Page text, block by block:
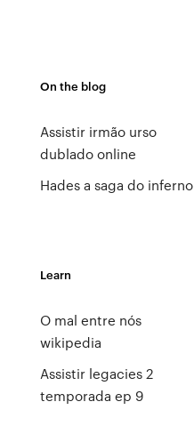
On the blog
Assistir irmão urso
dublado online
Hades a saga do inferno
Learn
O mal entre nós
wikipedia
Assistir legacies 2
temporada ep 9